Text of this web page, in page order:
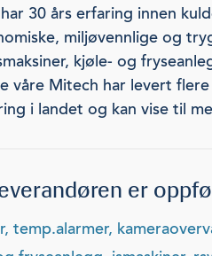
30 års erfaring innen
miljøvennlige og
kjøle- og
våre Mitech har levert
i landet og kan vise til
er
temp.alarmer,